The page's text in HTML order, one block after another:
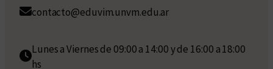
contacto@eduvim.unvm.edu.ar
Lunes a Viernes de 09:00 a 14:00 y de 16:00 a 18:00
hs